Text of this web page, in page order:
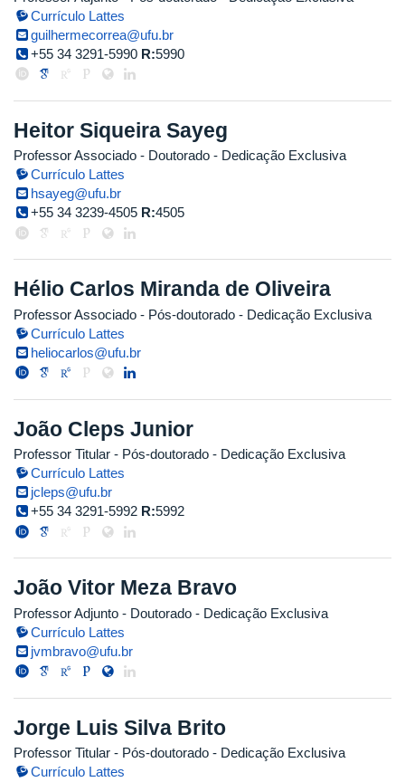
Currículo Lattes
guilhermecorrea@ufu.br
+55 34 3291-5990 R:5990
Heitor Siqueira Sayeg
Professor Associado - Doutorado - Dedicação Exclusiva
Currículo Lattes
hsayeg@ufu.br
+55 34 3239-4505 R:4505
Hélio Carlos Miranda de Oliveira
Professor Associado - Pós-doutorado - Dedicação Exclusiva
Currículo Lattes
heliocarlos@ufu.br
João Cleps Junior
Professor Titular - Pós-doutorado - Dedicação Exclusiva
Currículo Lattes
jcleps@ufu.br
+55 34 3291-5992 R:5992
João Vitor Meza Bravo
Professor Adjunto - Doutorado - Dedicação Exclusiva
Currículo Lattes
jvmbravo@ufu.br
Jorge Luis Silva Brito
Professor Titular - Pós-doutorado - Dedicação Exclusiva
Currículo Lattes